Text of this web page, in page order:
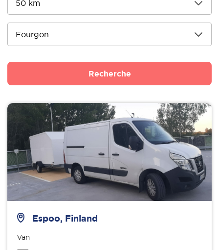
Recherche
Espoo, Finland
Van